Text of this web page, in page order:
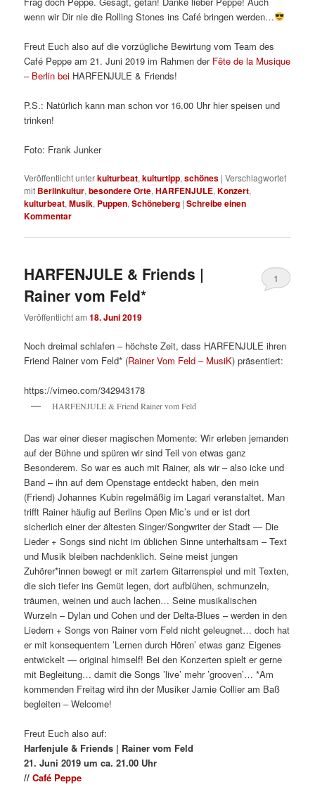
wenn wir Dir nie die Rolling Stones ins Café bringen werden…
Freut Euch also auf die vorzügliche Bewirtung vom Team des
Café Peppe am 21. Juni 2019 im Rahmen der Fête de la Musique
– Berlin bei HARFENJULE & Friends!
P.S.: Natürlich kann man schon vor 16.00 Uhr hier speisen und
trinken!
Foto: Frank Junker
Veröffentlicht unterkulturbeat,kulturtipp,schönes |Verschlagwortet
mit Berlinkultur,besondere Orte,HARFENJULE,Konzert,
kulturbeat,Musik, Puppen,Schöneberg |Schreibe einen
Kommentar
HARFENJULE & Friends |
Rainer vom Feld*
Veröffentlicht am18. Juni 2019
1
Noch dreimal schlafen – höchste Zeit, dass HARFENJULE ihren
Friend Rainer vom Feld* (Rainer Vom Feld – MusiK) präsentiert:
https://vimeo.com/342943178
HARFENJULE & Friend Rainer vom Feld
Das war einer dieser magischen Momente: Wir erleben jemanden
auf der Bühne und spüren wir sind Teil von etwas ganz
Besonderem. So war es auch mit Rainer, als wir – also icke und
Band – ihn auf dem Openstage entdeckt haben, den mein
(Friend) Johannes Kubin regelmäßig im Lagari veranstaltet. Man
trifft Rainer häufig auf Berlins Open Mic’s und er ist dort
sicherlich einer der ältesten Singer/Songwriter der Stadt — Die
Lieder + Songs sind nicht im üblichen Sinne unterhaltsam – Text
und Musik bleiben nachdenklich. Seine meist jungen
Zuhörer*innen bewegt er mit zartem Gitarrenspiel und mit Texten,
die sich tiefer ins Gemüt legen, dort aufblühen, schmunzeln,
träumen, weinen und auch lachen… Seine musikalischen
Wurzeln – Dylan und Cohen und der Delta-Blues – werden in den
Liedern + Songs von Rainer vom Feld nicht geleugnet… doch hat
er mit konsequentem ’Lernen durch Hören’ etwas ganz Eigenes
entwickelt — original himself! Bei den Konzerten spielt er gerne
mit Begleitung… damit die Songs ’live’ mehr ’grooven’… *Am
kommenden Freitag wird ihn der Musiker Jamie Collier am Baß
begleiten – Welcome!
Freut Euch also auf:
Harfenjule & Friends | Rainer vom Feld
21. Juni 2019 um ca. 21.00 Uhr
//Café Peppe